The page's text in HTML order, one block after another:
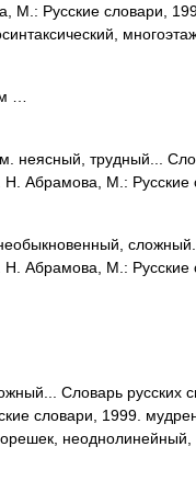
М.: Русские словари,
…
неясный, трудный...
Абрамова, М.: Русские
Абрамова, М.: Русские
Словарь русских
словари, 1999.